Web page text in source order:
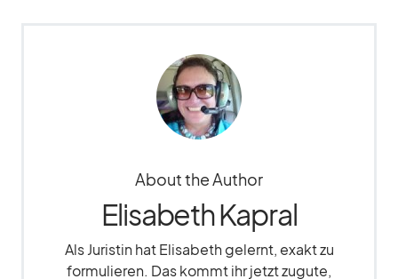
About the Author
Elisabeth Kapral
Als Juristin hat Elisabeth gelernt, exakt zu
formulieren. Das kommt ihr jetzt zugute,